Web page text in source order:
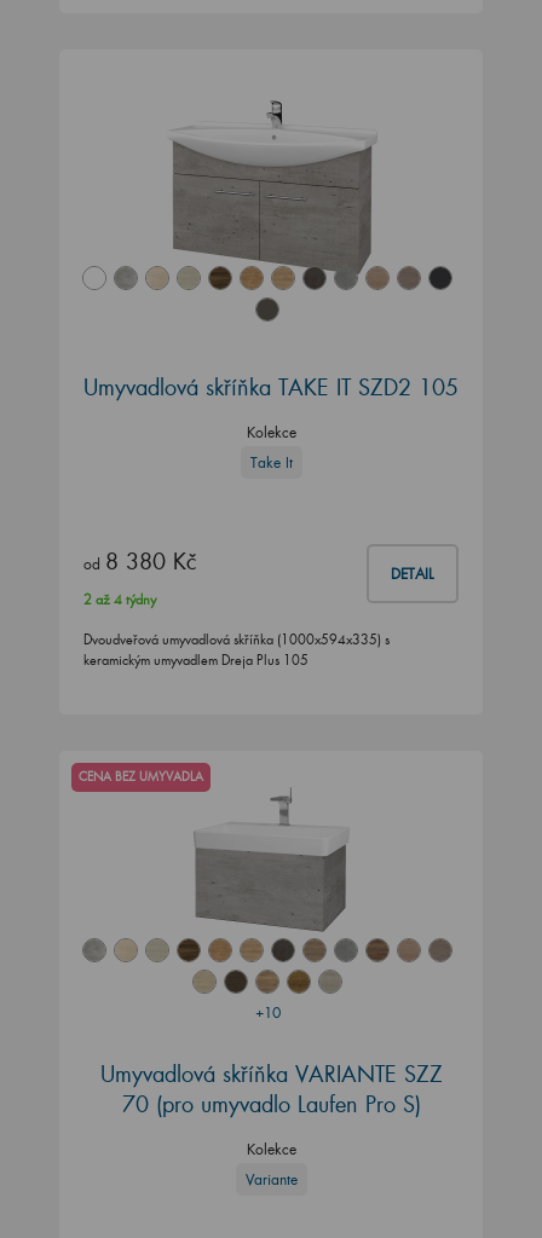
Umyvadlová skříňka TAKE IT SZD2 105
Kolekce
Take It
od 8 380 Kč DETAIL
2 až 4 týdny
Dvoudveřová umyvadlová skříňka (1000x594x335) s
keramickým umyvadlem Dreja Plus 105
+10
CENA BEZ UMYVADLA
Umyvadlová skříňka VARIANTE SZZ
70 (pro umyvadlo Laufen Pro S)
Kolekce
Variante